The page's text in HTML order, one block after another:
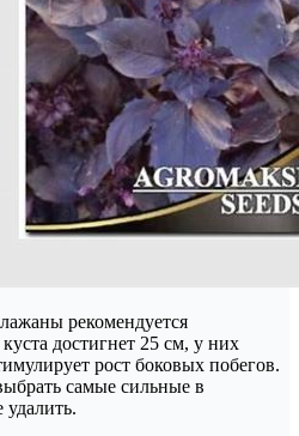
рекомендуется
достигнет 25 см, у них
рост боковых побегов.
самые сильные в
удалить.